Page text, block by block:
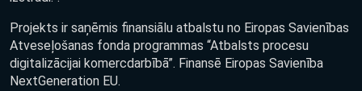
Projekts ir saņēmis finansiālu atbalstu no Eiropas Savienības
Atveseļošanas fonda programmas “Atbalsts procesu
digitalizācijai komercdarbībā”. Finansē Eiropas Savienība
NextGeneration EU.